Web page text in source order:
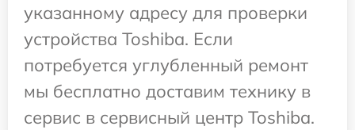
указанному адресу для проверки
устройства Toshiba. Если
потребуется углубленный ремонт
мы бесплатно доставим технику в
сервис в сервисный центр Toshiba.